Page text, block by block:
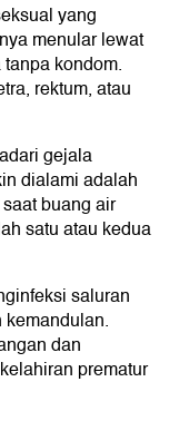
yang
menular lewat
kondom.
rektum, atau
gejala
dialami adalah
buang air
satu atau kedua
saluran
dan
prematur